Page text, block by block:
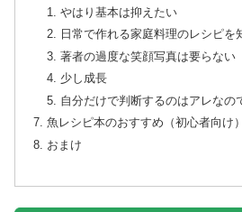
やはり基本は抑えたい
日常で作れる家庭料理のレシピを
著者の過度な笑顔写真は要らない
少し成長
自分だけで判断するのはアレなの
魚レシピ本のおすすめ（初心者向け）
おまけ